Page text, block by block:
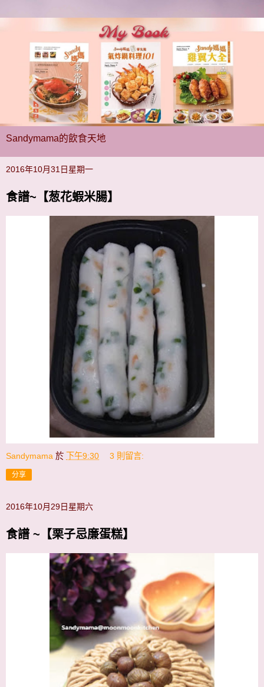
Sandymama的飲食天地
2016年10月31日星期一
食譜~【葱花蝦米腸】
Sandymama 於 下午9:30 3 則留言:
分享
2016年10月29日星期六
食譜 ~【栗子忌廉蛋糕】